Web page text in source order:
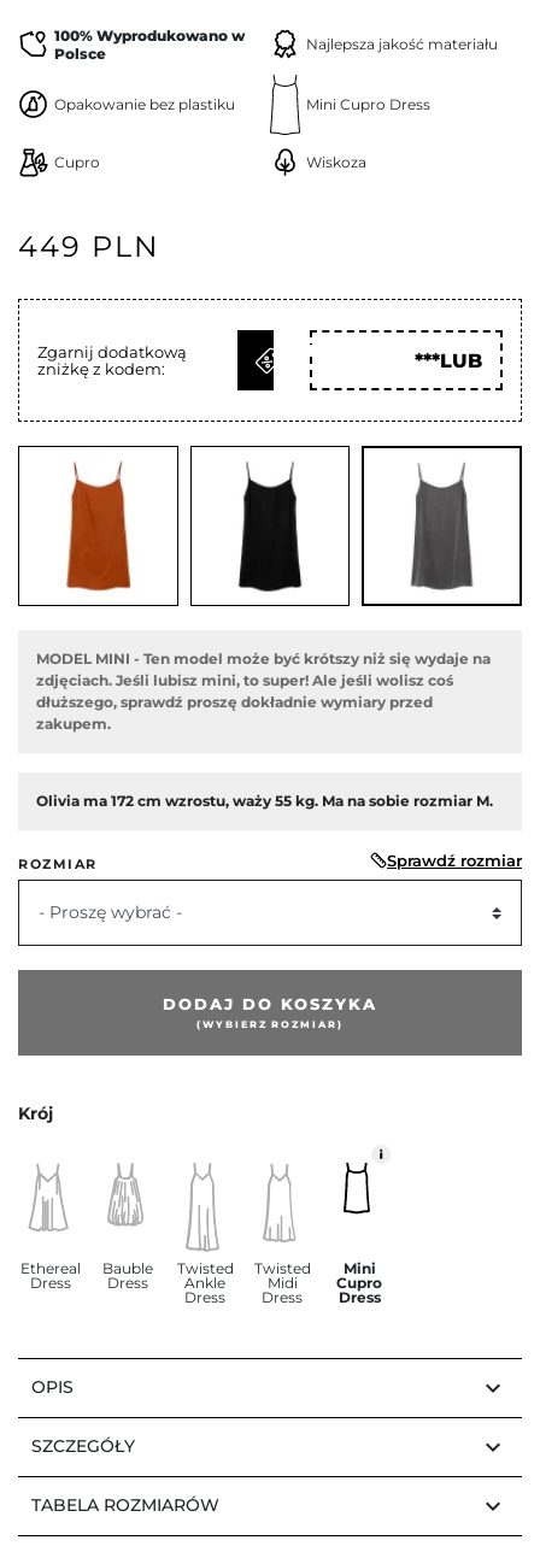
100% Wyprodukowano w
Polsce
Najlepsza jakość materiału
Opakowanie bez plastiku Mini Cupro Dress
Cupro Wiskoza
449 PLN
Zgarnij dodatkową
zniżkę z kodem:
ODBIERZ
***LUB
MODEL MINI - Ten model może być krótszy niż się wydaje na
zdjęciach. Jeśli lubisz mini, to super! Ale jeśli wolisz coś
dłuższego, sprawdź proszę dokładnie wymiary przed
zakupem.
Olivia ma 172 cm wzrostu, waży 55 kg. Ma na sobie rozmiar M.
ROZMIAR Sprawdź rozmiar
- Proszę wybrać -
DODAJ DO KOSZYKA
(WYBIERZ ROZMIAR)
Krój
Ethereal
Dress
Bauble
Dress
Twisted
Ankle
Dress
Twisted
Midi
Dress
Mini
Cupro
Dress
OPIS keyboard_arrow_down
SZCZEGÓŁY keyboard_arrow_down
TABELA ROZMIARÓW keyboard_arrow_down